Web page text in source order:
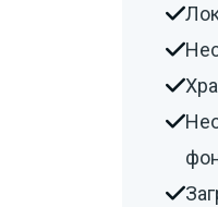




